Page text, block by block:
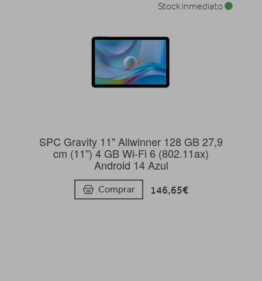
SPC Gravity 11" Allwinner 128 GB 27,9
cm (11") 4 GB Wi-Fi 6 (802.11ax)
Android 14 Azul
Comprar 146,65€
Stock inmediato